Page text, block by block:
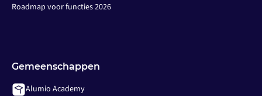
Roadmap voor functies 2026
Gemeenschappen
Alumio Academy